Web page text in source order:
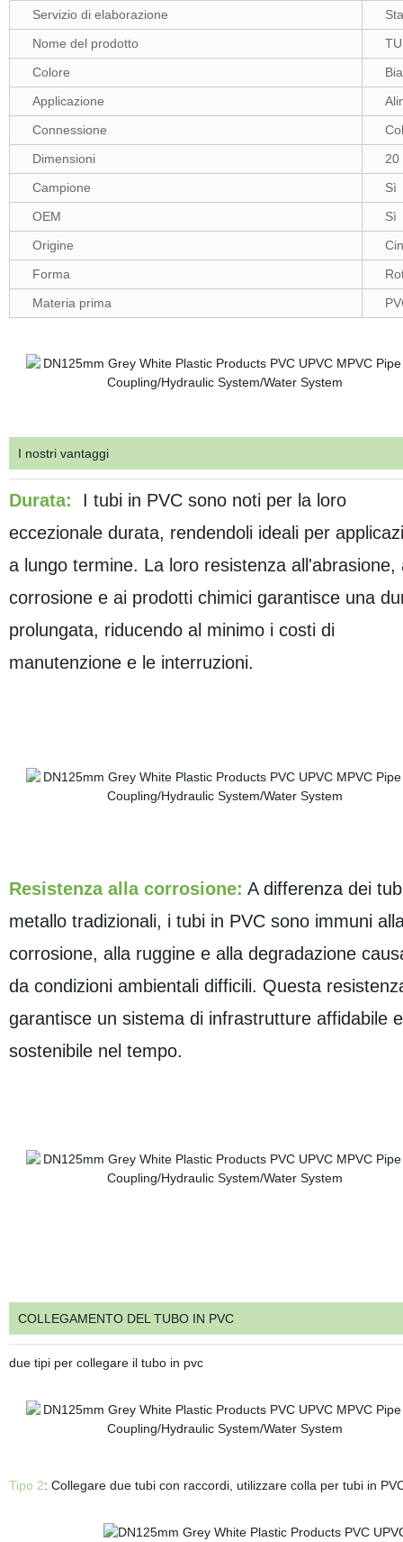
Servizio di elaborazione
Nome del prodotto
Colore
Applicazione
Connessione
Dimensioni
20
Campione
Sì
OEM
Sì
Origine
Forma
Materia prima
I nostri vantaggi
Durata:
I tubi in PVC sono noti per la loro
eccezionale durata, rendendoli ideali per
a lungo termine. La loro resistenza all'abrasione,
corrosione e ai prodotti chimici garantisce una
prolungata, riducendo al minimo i costi di
manutenzione e le interruzioni.
Resistenza alla corrosione: A differenza dei
metallo tradizionali, i tubi in PVC sono immuni
corrosione, alla ruggine e alla degradazione
da condizioni ambientali difficili. Questa
garantisce un sistema di infrastrutture affidabile e
sostenibile nel tempo.
COLLEGAMENTO DEL TUBO IN PVC
due tipi per collegare il tubo in pvc
Tipo 2: Collegare due tubi con raccordi, utilizzare colla per tubi in